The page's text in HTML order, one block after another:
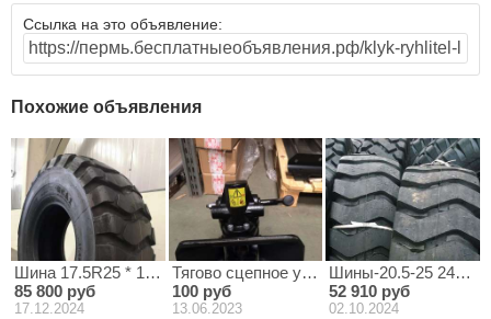
Ссылка на это объявление:
Похожие объявления
Шина 17.5R25 * 167B/182A2 TL GCA1 E-3/L-3 BOTO на
85 800 руб
17.12.2024
Тягово сцепное устройство ORLANDI
100 руб
13.06.2023
Шины-20.5-25 24PR
52 910 руб
02.10.2024